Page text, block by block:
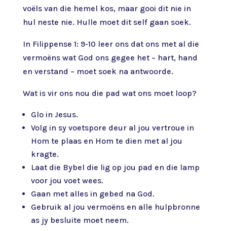
voëls van die hemel kos, maar gooi dit nie in
hul neste nie. Hulle moet dit self gaan soek.
In Filippense 1: 9-10 leer ons dat ons met al die
vermoëns wat God ons gegee het – hart, hand
en verstand – moet soek na antwoorde.
Wat is vir ons nou die pad wat ons moet loop?
Glo in Jesus.
Volg in sy voetspore deur al jou vertroue in
Hom te plaas en Hom te dien met al jou
kragte.
Laat die Bybel die lig op jou pad en die lamp
voor jou voet wees.
Gaan met alles in gebed na God.
Gebruik al jou vermoëns en alle hulpbronne
as jy besluite moet neem.